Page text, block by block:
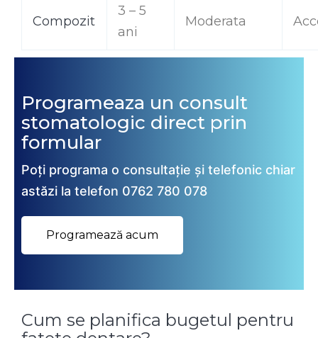
Compozit
3 – 5
ani
Moderata
Programeaza un consult
stomatologic direct prin
formular
Poți programa o consultație și telefonic chiar
astăzi la telefon 0762 780 078
Programează acum
Cum se planifica bugetul pentru